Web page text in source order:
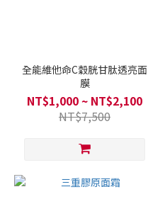
全能維他命C穀胱甘肽透亮面
膜
NT$1,000 ~ NT$2,100
NT$7,500